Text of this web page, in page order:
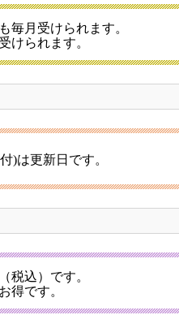
毎月受けられます。
けられます。
)は更新日です。
税込）です。
得です。